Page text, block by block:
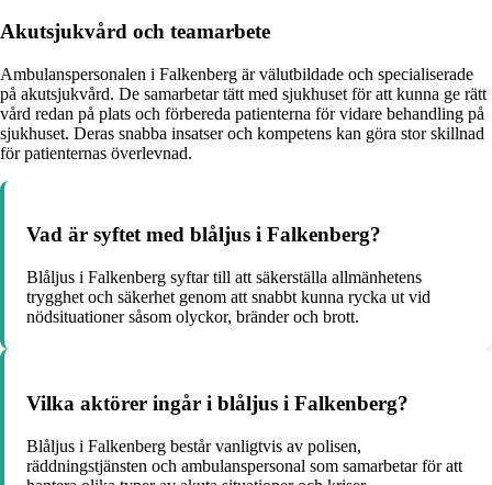
Akutsjukvård och teamarbete
Ambulanspersonalen i Falkenberg är välutbildade och specialiserade
på akutsjukvård. De samarbetar tätt med sjukhuset för att kunna ge rätt
vård redan på plats och förbereda patienterna för vidare behandling på
sjukhuset. Deras snabba insatser och kompetens kan göra stor skillnad
för patienternas överlevnad.
Vad är syftet med blåljus i Falkenberg?
Blåljus i Falkenberg syftar till att säkerställa allmänhetens
trygghet och säkerhet genom att snabbt kunna rycka ut vid
nödsituationer såsom olyckor, bränder och brott.
Vilka aktörer ingår i blåljus i Falkenberg?
Blåljus i Falkenberg består vanligtvis av polisen,
räddningstjänsten och ambulanspersonal som samarbetar för att